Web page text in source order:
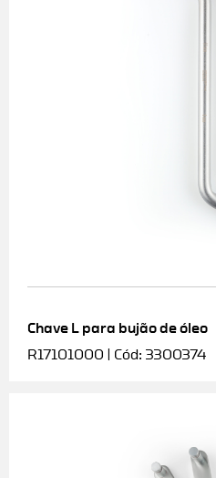
Chave L para bujão de óleo
R17101000 | Cód: 3300374